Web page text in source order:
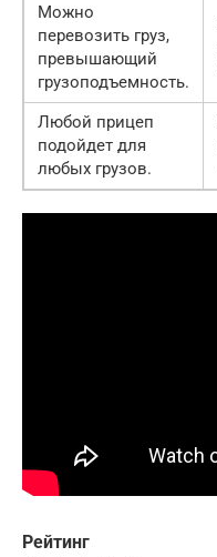
Можно
перевозить груз,
превышающий
грузоподъемность.
Любой прицеп
подойдет для
любых грузов.
Рейтинг